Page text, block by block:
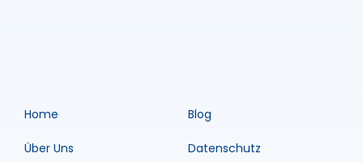
Home
Über Uns
Blog
Datenschutz